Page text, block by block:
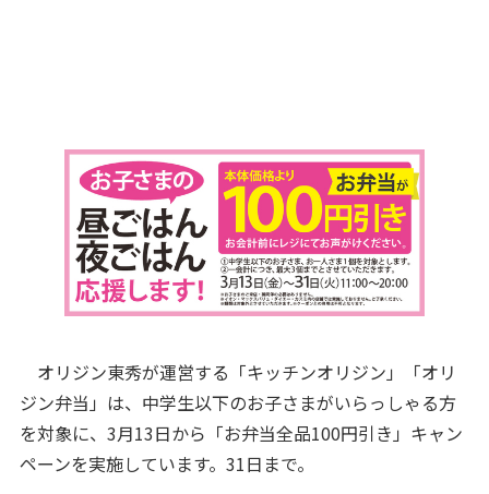
オリジン東秀が運営する「キッチンオリジン」「オリ
ジン弁当」は、中学生以下のお子さまがいらっしゃる方
を対象に、3月13日から「お弁当全品100円引き」キャン
ペーンを実施しています。31日まで。